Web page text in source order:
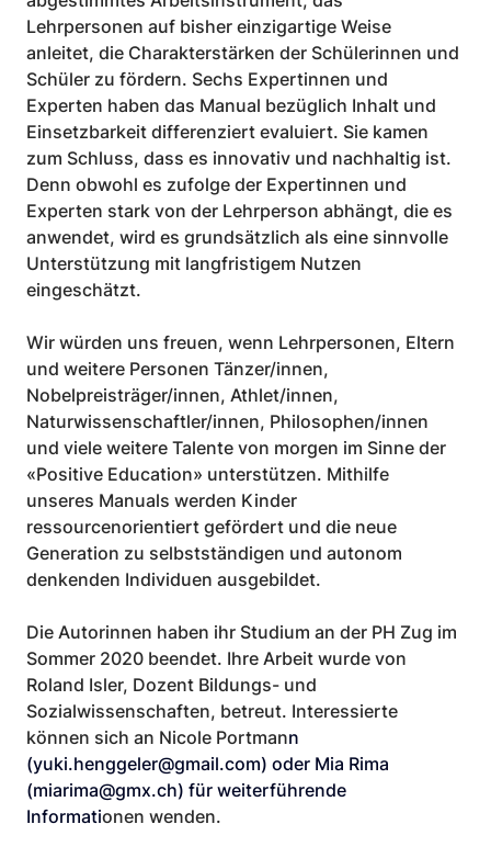
Lehrpersonen auf bisher einzigartige Weise
anleitet, die Charakterstärken der Schülerinnen und
Schüler zu fördern. Sechs Expertinnen und
Experten haben das Manual bezüglich Inhalt und
Einsetzbarkeit differenziert evaluiert. Sie kamen
zum Schluss, dass es innovativ und nachhaltig ist.
Denn obwohl es zufolge der Expertinnen und
Experten stark von der Lehrperson abhängt, die es
anwendet, wird es grundsätzlich als eine sinnvolle
Unterstützung mit langfristigem Nutzen
eingeschätzt.
Wir würden uns freuen, wenn Lehrpersonen, Eltern
und weitere Personen Tänzer/innen,
Nobelpreisträger/innen, Athlet/innen,
Naturwissenschaftler/innen, Philosophen/innen
und viele weitere Talente von morgen im Sinne der
«Positive Education» unterstützen. Mithilfe
unseres Manuals werden Kinder
ressourcenorientiert gefördert und die neue
Generation zu selbstständigen und autonom
denkenden Individuen ausgebildet.
Die Autorinnen haben ihr Studium an der PH Zug im
Sommer 2020 beendet. Ihre Arbeit wurde von
Roland Isler, Dozent Bildungs- und
Sozialwissenschaften, betreut. Interessierte
können sich an Nicole Portmann
(yuki.henggeler@gmail.com) oder Mia Rima
(miarima@gmx.ch) für weiterführende
Informationen wenden.